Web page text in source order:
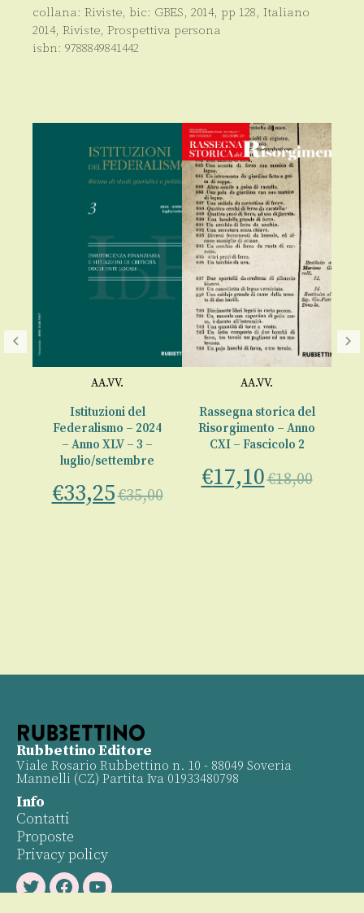
collana: Riviste, bic: GBES, 2014, pp 128, Italiano
2014, Riviste, Prospettiva persona
isbn: 9788849841442
AA.VV.
Istituzioni del
Federalismo – 2024
– Anno XLV – 3 –
luglio/settembre
€33,25€35,00
AA.VV.
Rassegna storica del
Risorgimento – Anno
CXI – Fascicolo 2
€17,10€18,00
Rubbettino Editore
Viale Rosario Rubbettino n. 10 - 88049 Soveria
Mannelli (CZ) Partita Iva 01933480798
Info
Contatti
Proposte
Privacy policy
TwitterFacebookYoutube